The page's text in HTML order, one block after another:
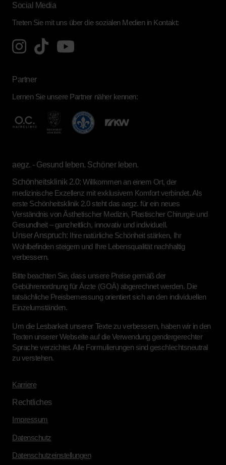
Social Media
Treten Sie mit uns über die sozialen Medien in Kontakt:
Partner
Lernen Sie unsere Partner näher kennen:
aegz. - Gesund leben. Schöner leben.
Schönheitsklinik 2.0: Willkommen an einem Ort, der
medizinische Exzellenz mit exklusivem Komfort verbindet. Als
erste Schönheitsklinik 2.0 steht das aegz. für ein neues
Verständnis von Ästhetischer Medizin, Plastischer Chirurgie und
Gesundheit – ganzheitlich, innovativ und individuell.
Unser Anspruch: Ihre natürliche Schönheit stärken, Ihr
Wohlbefinden steigern und Ihre Lebensqualität nachhaltig
verbessern.
Bitte beachten Sie, dass unsere Preise gemäß der
Gebührenordnung für Ärzte (GOÄ) abgerechnet werden. Die
tatsächliche Preisbemessung orientiert sich an den individuellen
Einzelumständen.
Um die Lesbarkeit unserer Texte zu verbessern, haben wir in den
Texten unserer Webseite auf die Verwendung gendergerechter
Sprache verzichtet. Alle Formulierungen sind geschlechtsneutral
zu verstehen.
Karriere
Rechtliches
Impressum
Datenschutz
Datenschutzeinstellungen